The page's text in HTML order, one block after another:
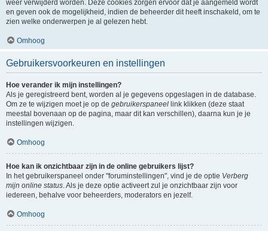
weer verwijderd worden. Deze cookies zorgen ervoor dat je aangemeld wordt
en geven ook de mogelijkheid, indien de beheerder dit heeft inschakeld, om te
zien welke onderwerpen je al gelezen hebt.
Omhoog
Gebruikersvoorkeuren en instellingen
Hoe verander ik mijn instellingen?
Als je geregistreerd bent, worden al je gegevens opgeslagen in de database.
Om ze te wijzigen moet je op de gebruikerspaneel link klikken (deze staat
meestal bovenaan op de pagina, maar dit kan verschillen), daarna kun je je
instellingen wijzigen.
Omhoog
Hoe kan ik onzichtbaar zijn in de online gebruikers lijst?
In het gebruikerspaneel onder "foruminstellingen", vind je de optie Verberg
mijn online status. Als je deze optie activeert zul je onzichtbaar zijn voor
iedereen, behalve voor beheerders, moderators en jezelf.
Omhoog